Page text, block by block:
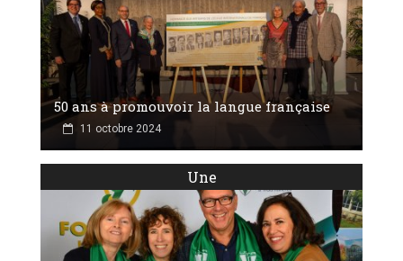
50 ans à promouvoir la langue française
11 octobre 2024
Une